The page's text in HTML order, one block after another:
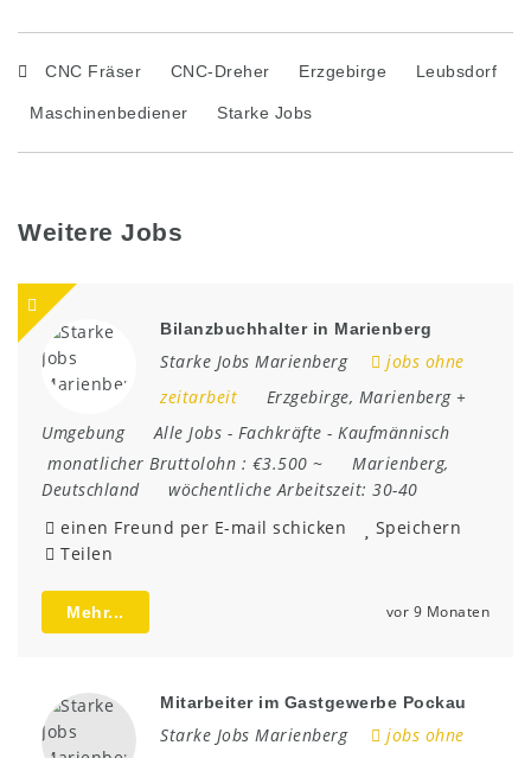
CNC Fräser CNC-Dreher Erzgebirge Leubsdorf
Maschinenbediener Starke Jobs
Weitere Jobs
Bilanzbuchhalter in Marienberg
Starke Jobs Marienberg
jobs ohne
zeitarbeit
Erzgebirge, Marienberg +
Umgebung
Alle Jobs - Fachkräfte - Kaufmännisch
monatlicher Bruttolohn : €3.500 ~ Marienberg,
Deutschland
wöchentliche Arbeitszeit: 30-40
einen Freund per E-mail schicken
Speichern
Teilen
Mehr... vor 9 Monaten
Mitarbeiter im Gastgewerbe Pockau
Starke Jobs Marienberg
jobs ohne